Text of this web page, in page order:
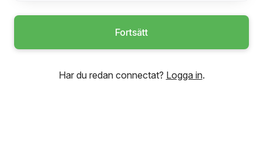
VD/Finance/Infrastructure
Fortsätt
Har du redan connectat? Logga in.